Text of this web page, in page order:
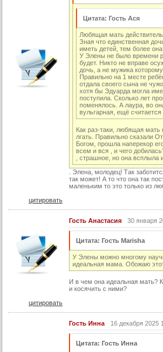
41 серия
42 серия
43 серия
50 серия
53 серия
54 серия
57 серия
Цитата: Гость Ася
Любящая мать
Зная что единственная
иметь детей, тем более она
У Элены не было времени
будет. Никто не вправе
дочь, а не мужика
Правильно на 1 месте
отдала своего сына не
хотя бы Эдуарда могла
поступила. Сколько лет
поменялось. А лаура, во
вульгарная, ещё
Как раз-таки, любящая мать
лгать. Правильно сказали
Богом, прошла наперекор
всем и вся , и чего
, страшное, но она всплыла
. Элена, молодец! Так
так может! А то что она так
маленьким то это только из
цитировать
Гость Анастасия 30 января
Цитата: Гость Marisha
У Элены можно многому
идеальная мама. Обожаю
И в чем она идеальная мать?
и косячить с ними?
цитировать
Гость Инна 16 декабря 2025
Цитата: Гость Инна